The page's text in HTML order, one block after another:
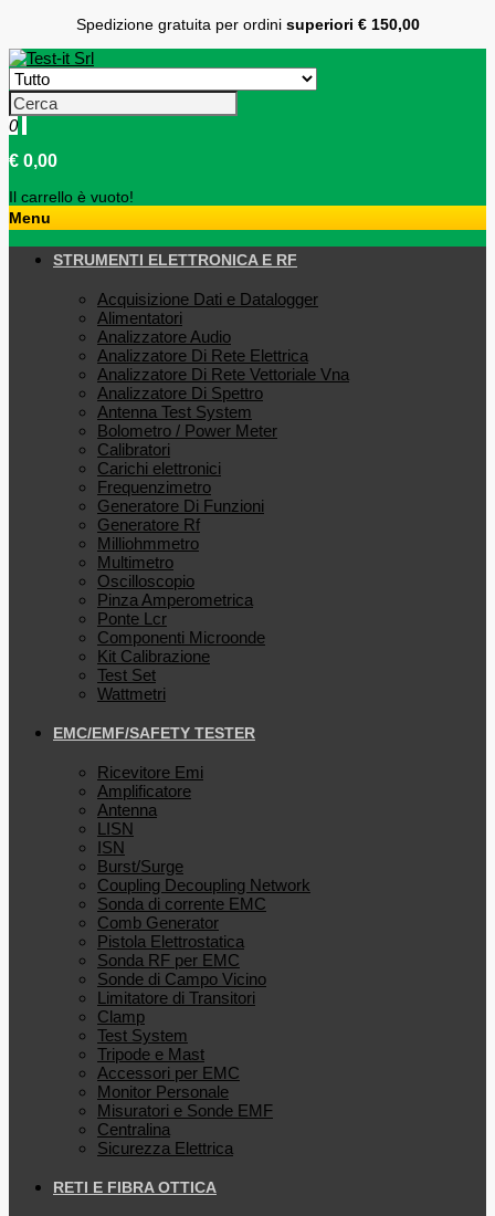
Spedizione gratuita per ordini superiori € 150,00
0
€ 0,00
Il carrello è vuoto!
Menu
STRUMENTI ELETTRONICA E RF
Acquisizione Dati e Datalogger
Alimentatori
Analizzatore Audio
Analizzatore Di Rete Elettrica
Analizzatore Di Rete Vettoriale Vna
Analizzatore Di Spettro
Antenna Test System
Bolometro / Power Meter
Calibratori
Carichi elettronici
Frequenzimetro
Generatore Di Funzioni
Generatore Rf
Milliohmmetro
Multimetro
Oscilloscopio
Pinza Amperometrica
Ponte Lcr
Componenti Microonde
Kit Calibrazione
Test Set
Wattmetri
EMC/EMF/SAFETY TESTER
Ricevitore Emi
Amplificatore
Antenna
LISN
ISN
Burst/Surge
Coupling Decoupling Network
Sonda di corrente EMC
Comb Generator
Pistola Elettrostatica
Sonda RF per EMC
Sonde di Campo Vicino
Limitatore di Transitori
Clamp
Test System
Tripode e Mast
Accessori per EMC
Monitor Personale
Misuratori e Sonde EMF
Centralina
Sicurezza Elettrica
RETI E FIBRA OTTICA